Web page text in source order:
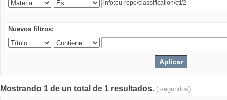
Nuevos filtros:
Mostrando 1 de un total de 1 resultados. ( segundos)